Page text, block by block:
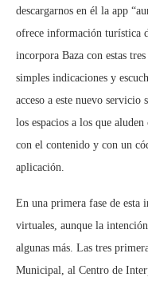
descargarnos en él la app
ofrece información turística
incorpora Baza con estas
simples indicaciones y
acceso a este nuevo servicio
los espacios a los que aluden
con el contenido y con un
aplicación.
En una primera fase de esta
virtuales, aunque la
algunas más. Las tres
Municipal, al Centro de